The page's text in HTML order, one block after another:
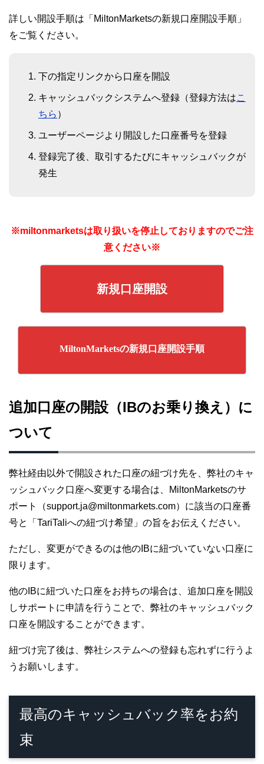
詳しい開設手順は「MiltonMarketsの新規口座開設手順」
をご覧ください。
下の指定リンクから口座を開設
キャッシュバックシステムへ登録（登録方法はこ
ちら ）
ユーザーページより開設した口座番号を登録
登録完了後、取引するたびにキャッシュバックが
発生
※miltonmarketsは取り扱いを停止しておりますのでご注
意ください※
新規口座開設
MiltonMarketsの新規口座開設手順
追加口座の開設（IBのお乗り換え）に
ついて
弊社経由以外で開設された口座の紐づけ先を、弊社のキャ
ッシュバック口座へ変更する場合は、MiltonMarketsのサ
ポート（support.ja@miltonmarkets.com）に該当の口座番
号と「TariTaliへの紐づけ希望」の旨をお伝えください。
ただし、変更ができるのは他のIBに紐づいていない口座に
限ります。
他のIBに紐づいた口座をお持ちの場合は、追加口座を開設
しサポートに申請を行うことで、弊社のキャッシュバック
口座を開設することができます。
紐づけ完了後は、弊社システムへの登録も忘れずに行うよ
うお願いします。
最高のキャッシュバック率をお約
束